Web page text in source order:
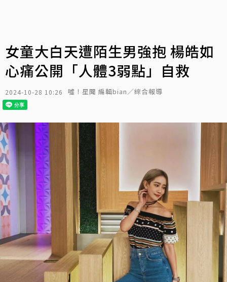
女童大白天遭陌生男強抱 楊皓如
心痛公開「人體3弱點」自救
2024-10-28 10:26 噓！星聞 編輯bian／綜合報導